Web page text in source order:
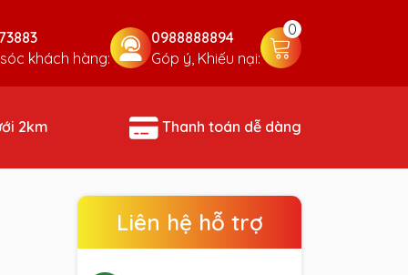
khách hàng:
0988888894
Góp ý, Khiếu nại:
0
2km Thanh toán dễ dàng
Liên hệ hỗ trợ